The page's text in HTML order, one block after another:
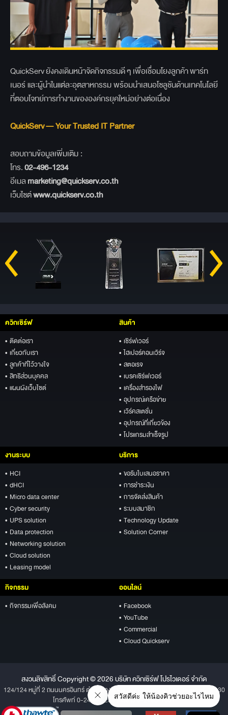
QuickServ ยังคงเดินหน้าจัดกิจกรรมดี ๆ เพื่อเชื่อมโยงลูกค้า พาร์ท
เนอร์ และผู้นำในแต่ละอุตสาหกรรม พร้อมนำเสนอโซลูชันด้านเทคโนโลยี
ที่ตอบโจทย์การทำงานขององค์กรยุคใหม่อย่างต่อเนื่อง
QuickServ — Your Trusted IT Partner
สอบถามข้อมูลเพิ่มเติม :
โทร.02-496-1234
อีเมลmarketing@quickserv.co.th
เว็บไซต์www.quickserv.co.th
ควิกเซิร์ฟ
• ติดต่อเรา
• เกี่ยวกับเรา
• ลูกค้าที่ไว้วางใจ
• สิทธิส่วนบุคคล
• แผนผังเว็บไซต์
สินค้า
• เซิร์ฟเวอร์
• ไฮเปอร์คอนเวิร์จ
• สตอเรจ
• เบรคเซิร์ฟเวอร์
• เครื่องสำรองไฟ
• อุปกรณ์เครือข่าย
• เวิร์คสเตชั่น
• อุปกรณ์ที่เกี่ยวข้อง
• โปรแกรมสำเร็จรูป
งานระบบ
• HCI
• dHCI
• Micro data center
• Cyber security
• UPS solution
• Data protection
• Networking solution
• Cloud solution
• Leasing model
บริการ
• ขอรับใบเสนอราคา
• การชำระเงิน
• การจัดส่งสินค้า
• ระบบสมาชิก
• Technology Update
• Solution Corner
กิจกรรม
• กิจกรรมเพื่อสังคม
ออนไลน์
• Facebook
• YouTube
• Commercial
• Cloud Quickserv
สงวนลิขสิทธิ์ Copyright © 2026 บริษัท ควิกเซิร์ฟ โปรไวเดอร์ จำกัด
124/124 หมู่ที่ 2 ถนนนครอินทร์ ตำบลบางสีทอง อำเภอบางกรวย จังหวัดนนทบุรี 11130
โทรศัพท์ 0-2496-1234 โทรสาร 0-2496-1001